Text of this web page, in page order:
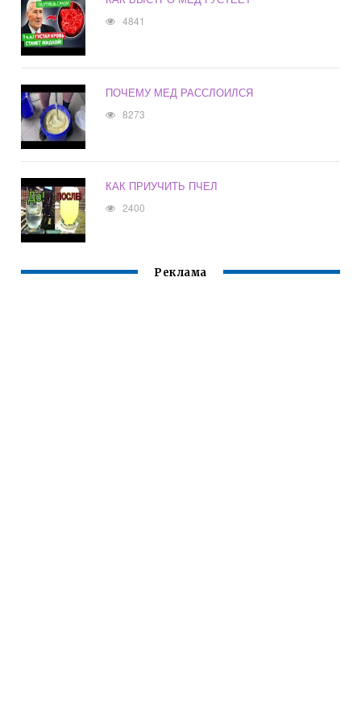
4841
ПОЧЕМУ МЕД РАССЛОИЛСЯ
8273
КАК ПРИУЧИТЬ ПЧЕЛ
2400
Реклама